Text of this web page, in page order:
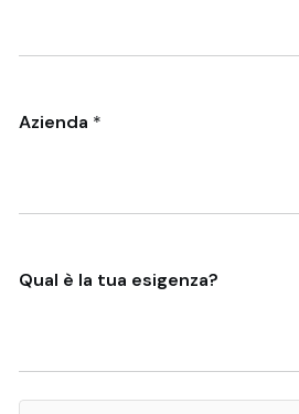
Azienda *
Qual è la tua esigenza?